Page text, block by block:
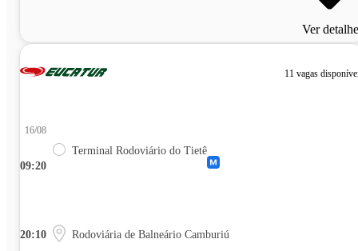
Ver
11 vagas
09:20
16/08
Terminal Rodoviário do Tietê
20:10 Rodoviária de Balneário Camburiú